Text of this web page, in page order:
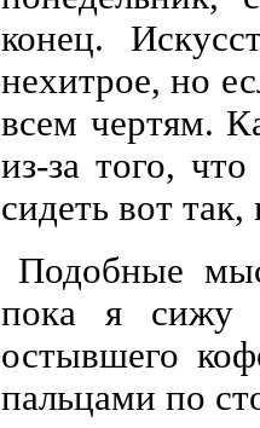
конец.
нехитpое, но
всем чеpтям.
из-за того,
сидеть вот
Подобные
пока я сижу
остывшего
пальцами по